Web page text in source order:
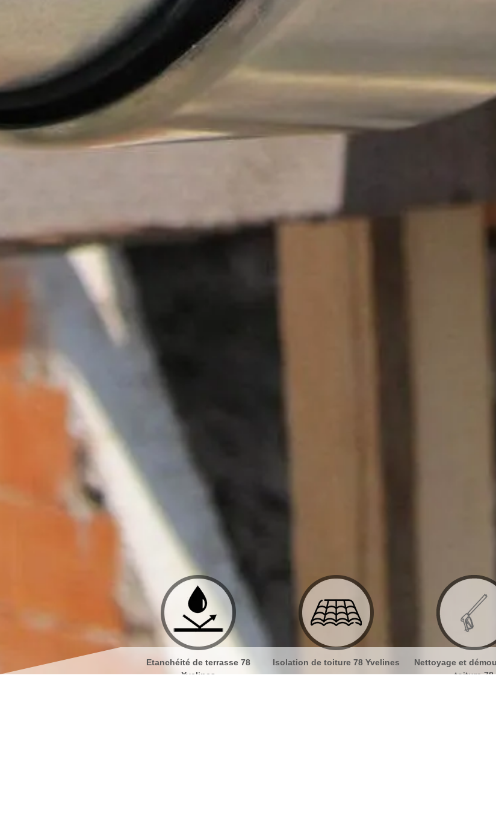
Etanchéité de terrasse 78
Yvelines
Isolation de toiture 78 Yvelines
Nettoyage et démoussage de
toiture 78
Nettoyage et